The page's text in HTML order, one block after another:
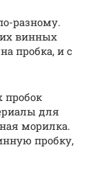
разному.
винных
пробка, и с
пробок
для
морилка.
пробку,